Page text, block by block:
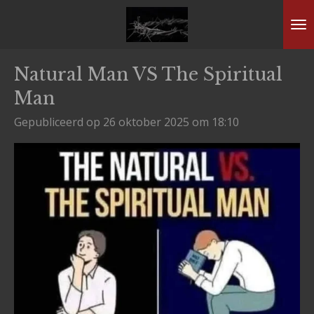
de
hoofdinhoud
Natural Man VS The Spiritual
Man
Gepubliceerd op 26 oktober 2025 om 18:10